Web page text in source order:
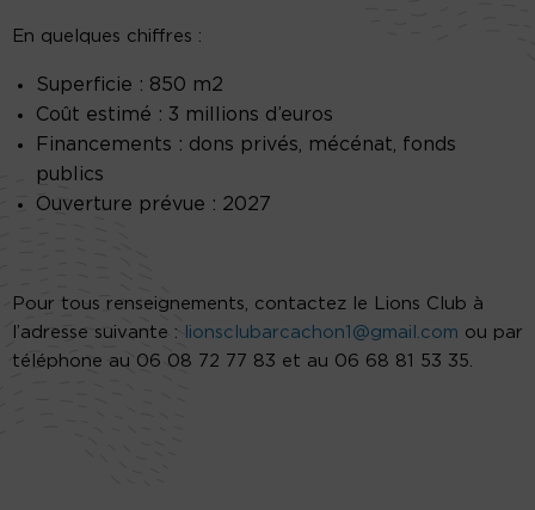
En quelques chiffres :
Superficie : 850 m2
Coût estimé : 3 millions d’euros
Financements : dons privés, mécénat, fonds
publics
Ouverture prévue : 2027
Pour tous renseignements, contactez le Lions Club à
l’adresse suivante :
lionsclubarcachon1@gmail.com ou par
téléphone au 06 08 72 77 83 et au 06 68 81 53 35.